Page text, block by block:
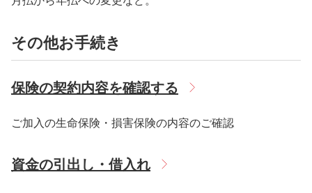
その他お手続き
保険の契約内容を確認する
ご加入の生命保険・損害保険の内容のご確認
資金の引出し・借入れ